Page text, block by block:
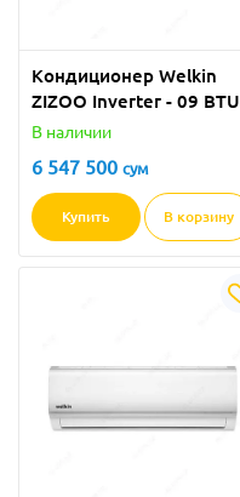
Кондиционер Welkin
ZIZOO Inverter - 09 BTU
В наличии
6 547 500 сум
Купить В корзину